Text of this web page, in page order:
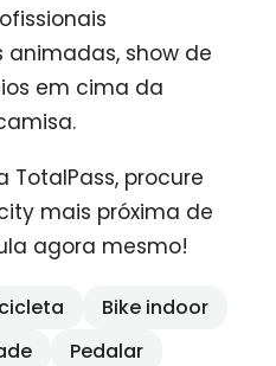
show de
em cima da
procure
mais próxima de
agora mesmo!
Bike indoor
Pedalar